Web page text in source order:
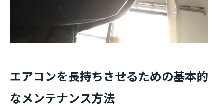
エアコンを長持ちさせるための基本的
なメンテナンス方法